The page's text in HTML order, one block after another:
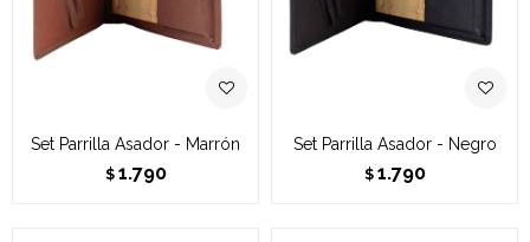
Set Parrilla Asador - Marrón
$ 1.790
Set Parrilla Asador - Negro
$ 1.790